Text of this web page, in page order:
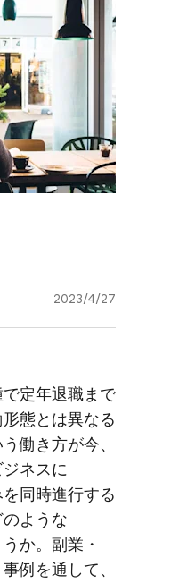
2023/4/27
定年退職まで​
態とは​異なる​
働き方が​今、​
ネスに​
同時進行する​
ような​
か。​副業・
例を​通して、​